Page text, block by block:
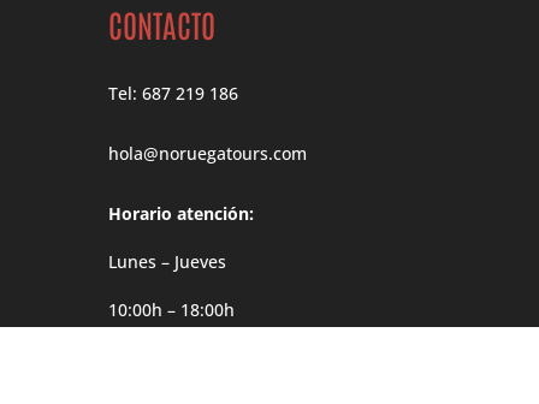
CONTACTO
Tel: 687 219 186
hola@noruegatours.com
Horario atención:
Lunes – Jueves
10:00h – 18:00h